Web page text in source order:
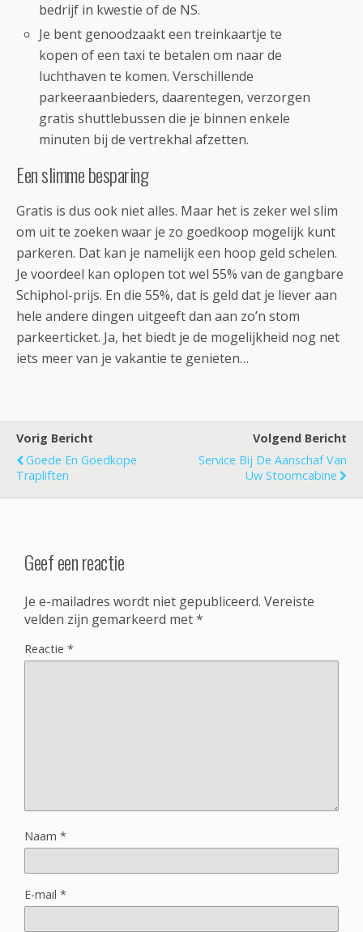
bedrijf in kwestie of de NS.
Je bent genoodzaakt een treinkaartje te
kopen of een taxi te betalen om naar de
luchthaven te komen. Verschillende
parkeeraanbieders, daarentegen, verzorgen
gratis shuttlebussen die je binnen enkele
minuten bij de vertrekhal afzetten.
Een slimme besparing
Gratis is dus ook niet alles. Maar het is zeker wel slim
om uit te zoeken waar je zo goedkoop mogelijk kunt
parkeren. Dat kan je namelijk een hoop geld schelen.
Je voordeel kan oplopen tot wel 55% van de gangbare
Schiphol-prijs. En die 55%, dat is geld dat je liever aan
hele andere dingen uitgeeft dan aan zo’n stom
parkeerticket. Ja, het biedt je de mogelijkheid nog net
iets meer van je vakantie te genieten…
Vorig Bericht
Goede En Goedkope
Trapliften
Volgend Bericht
Service Bij De Aanschaf Van
Uw Stoomcabine
Geef een reactie
Je e-mailadres wordt niet gepubliceerd. Vereiste
velden zijn gemarkeerd met*
Reactie *
Naam *
E-mail *